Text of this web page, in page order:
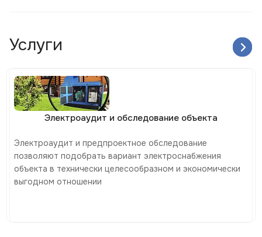
Услуги
Электроаудит и обследование объекта
Электроаудит и предпроектное обследование
позволяют подобрать вариант электроснабжения
объекта в технически целесообразном и экономически
выгодном отношении